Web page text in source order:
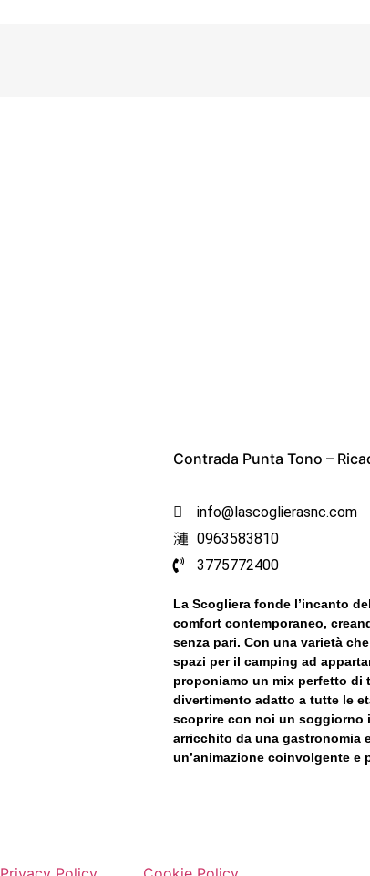
Contrada Punta Tono –
info@lascoglierasnc.com
0963583810
3775772400
La Scogliera fonde l’incanto
comfort contemporaneo,
senza pari. Con una varietà
spazi per il camping ad
proponiamo un mix perfetto di
divertimento adatto a tutte le
scoprire con noi un soggiorno
arricchito da una gastronomia
un’animazione coinvolgente e